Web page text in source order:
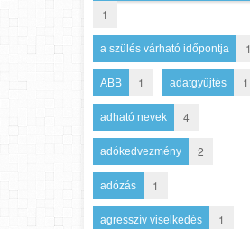
1
a szülés várható időpontja 1
ABB 1 adatgyűjtés 1
adható nevek 4
adókedvezmény 2
adózás 1
agresszív viselkedés 1